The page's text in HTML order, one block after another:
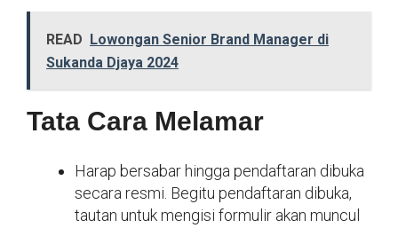
READ
Lowongan Senior Brand Manager di
Sukanda Djaya 2024
Tata Cara Melamar
Harap bersabar hingga pendaftaran dibuka
secara resmi. Begitu pendaftaran dibuka,
tautan untuk mengisi formulir akan muncul